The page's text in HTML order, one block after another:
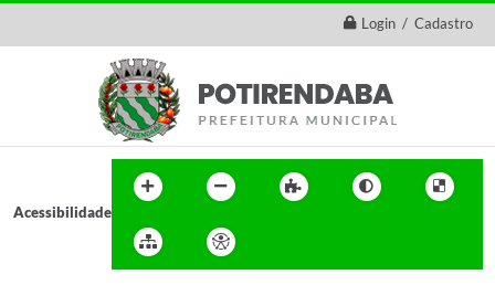
Login / Cadastro
Acessibilidade